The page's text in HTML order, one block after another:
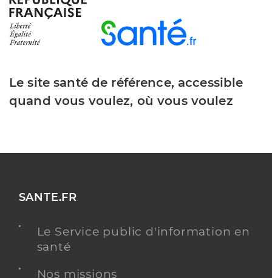
Le site santé de référence, accessible
quand vous voulez, où vous voulez
SANTE.FR
Le Service public d'information en
santé
Nos missions